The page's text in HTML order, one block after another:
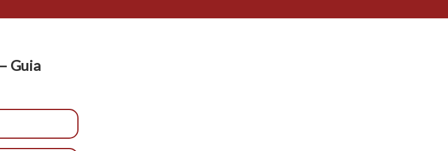
Guia